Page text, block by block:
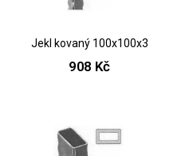
Jekl kovaný 100x100x3
908 Kč